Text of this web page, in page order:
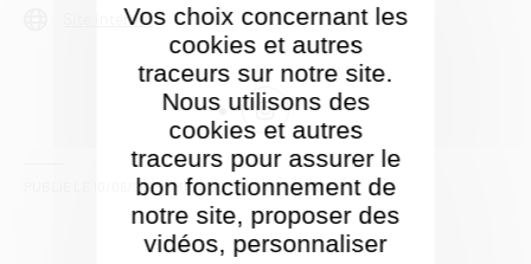
Vos choix concernant les
cookies et autres
traceurs sur notre site.
Nous utilisons des
cookies et autres
traceurs pour assurer le
bon fonctionnement de
notre site, proposer des
vidéos, personnaliser
Site internet
10/06/2025- MIS À JOUR LE16/09/2025